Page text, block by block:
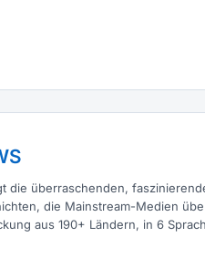
die überraschenden,
die Mainstream-Medien
aus 190+ Ländern, in 6